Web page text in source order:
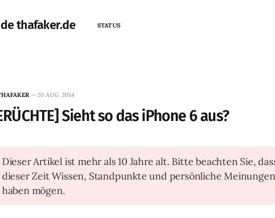
thafaker.de STATUS
— 20 AUG. 2014
Sieht so das iPhone 6 aus?
Dieser Artikel ist mehr als 10 Jahre alt. Bitte beachten Sie,
dieser Zeit Wissen, Standpunkte und persönliche
haben mögen.